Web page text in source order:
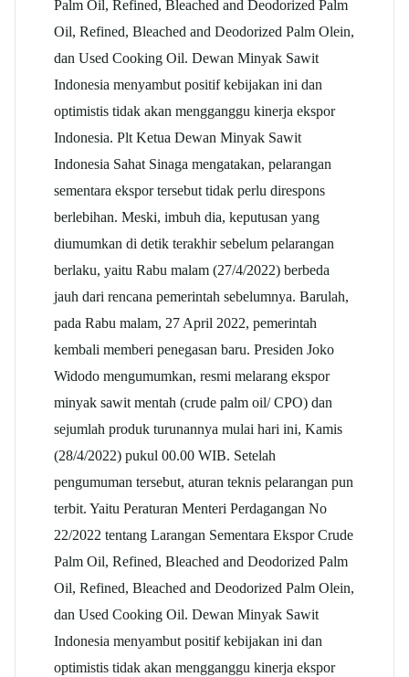
Palm Oil, Refined, Bleached and Deodorized Palm
Oil, Refined, Bleached and Deodorized Palm Olein,
dan Used Cooking Oil. Dewan Minyak Sawit
Indonesia menyambut positif kebijakan ini dan
optimistis tidak akan mengganggu kinerja ekspor
Indonesia. Plt Ketua Dewan Minyak Sawit
Indonesia Sahat Sinaga mengatakan, pelarangan
sementara ekspor tersebut tidak perlu direspons
berlebihan. Meski, imbuh dia, keputusan yang
diumumkan di detik terakhir sebelum pelarangan
berlaku, yaitu Rabu malam (27/4/2022) berbeda
jauh dari rencana pemerintah sebelumnya. Barulah,
pada Rabu malam, 27 April 2022, pemerintah
kembali memberi penegasan baru. Presiden Joko
Widodo mengumumkan, resmi melarang ekspor
minyak sawit mentah (crude palm oil/ CPO) dan
sejumlah produk turunannya mulai hari ini, Kamis
(28/4/2022) pukul 00.00 WIB. Setelah
pengumuman tersebut, aturan teknis pelarangan pun
terbit. Yaitu Peraturan Menteri Perdagangan No
22/2022 tentang Larangan Sementara Ekspor Crude
Palm Oil, Refined, Bleached and Deodorized Palm
Oil, Refined, Bleached and Deodorized Palm Olein,
dan Used Cooking Oil. Dewan Minyak Sawit
Indonesia menyambut positif kebijakan ini dan
optimistis tidak akan mengganggu kinerja ekspor